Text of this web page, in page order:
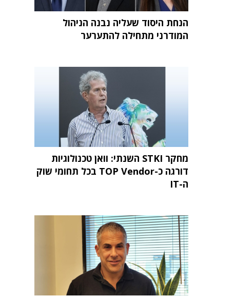
הנחת היסוד שעליה נבנה הניהול
המודרני מתחילה להתערער
מחקר STKI השנתי: וואן טכנולוגיות
דורגה כ-TOP Vendor בכל תחומי שוק
ה-IT